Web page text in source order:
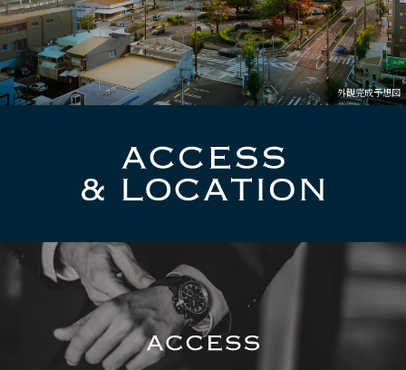
現地案内図 物件概要
資料請求
外観完成予想図